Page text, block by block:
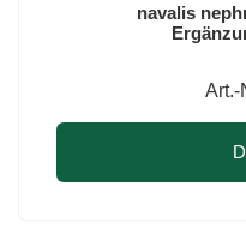
navalis
Art.-